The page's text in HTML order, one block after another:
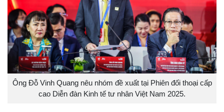
Ông Đỗ Vinh Quang nêu nhóm đề xuất tại Phiên đối thoại cấp
cao Diễn đàn Kinh tế tư nhân Việt Nam 2025.